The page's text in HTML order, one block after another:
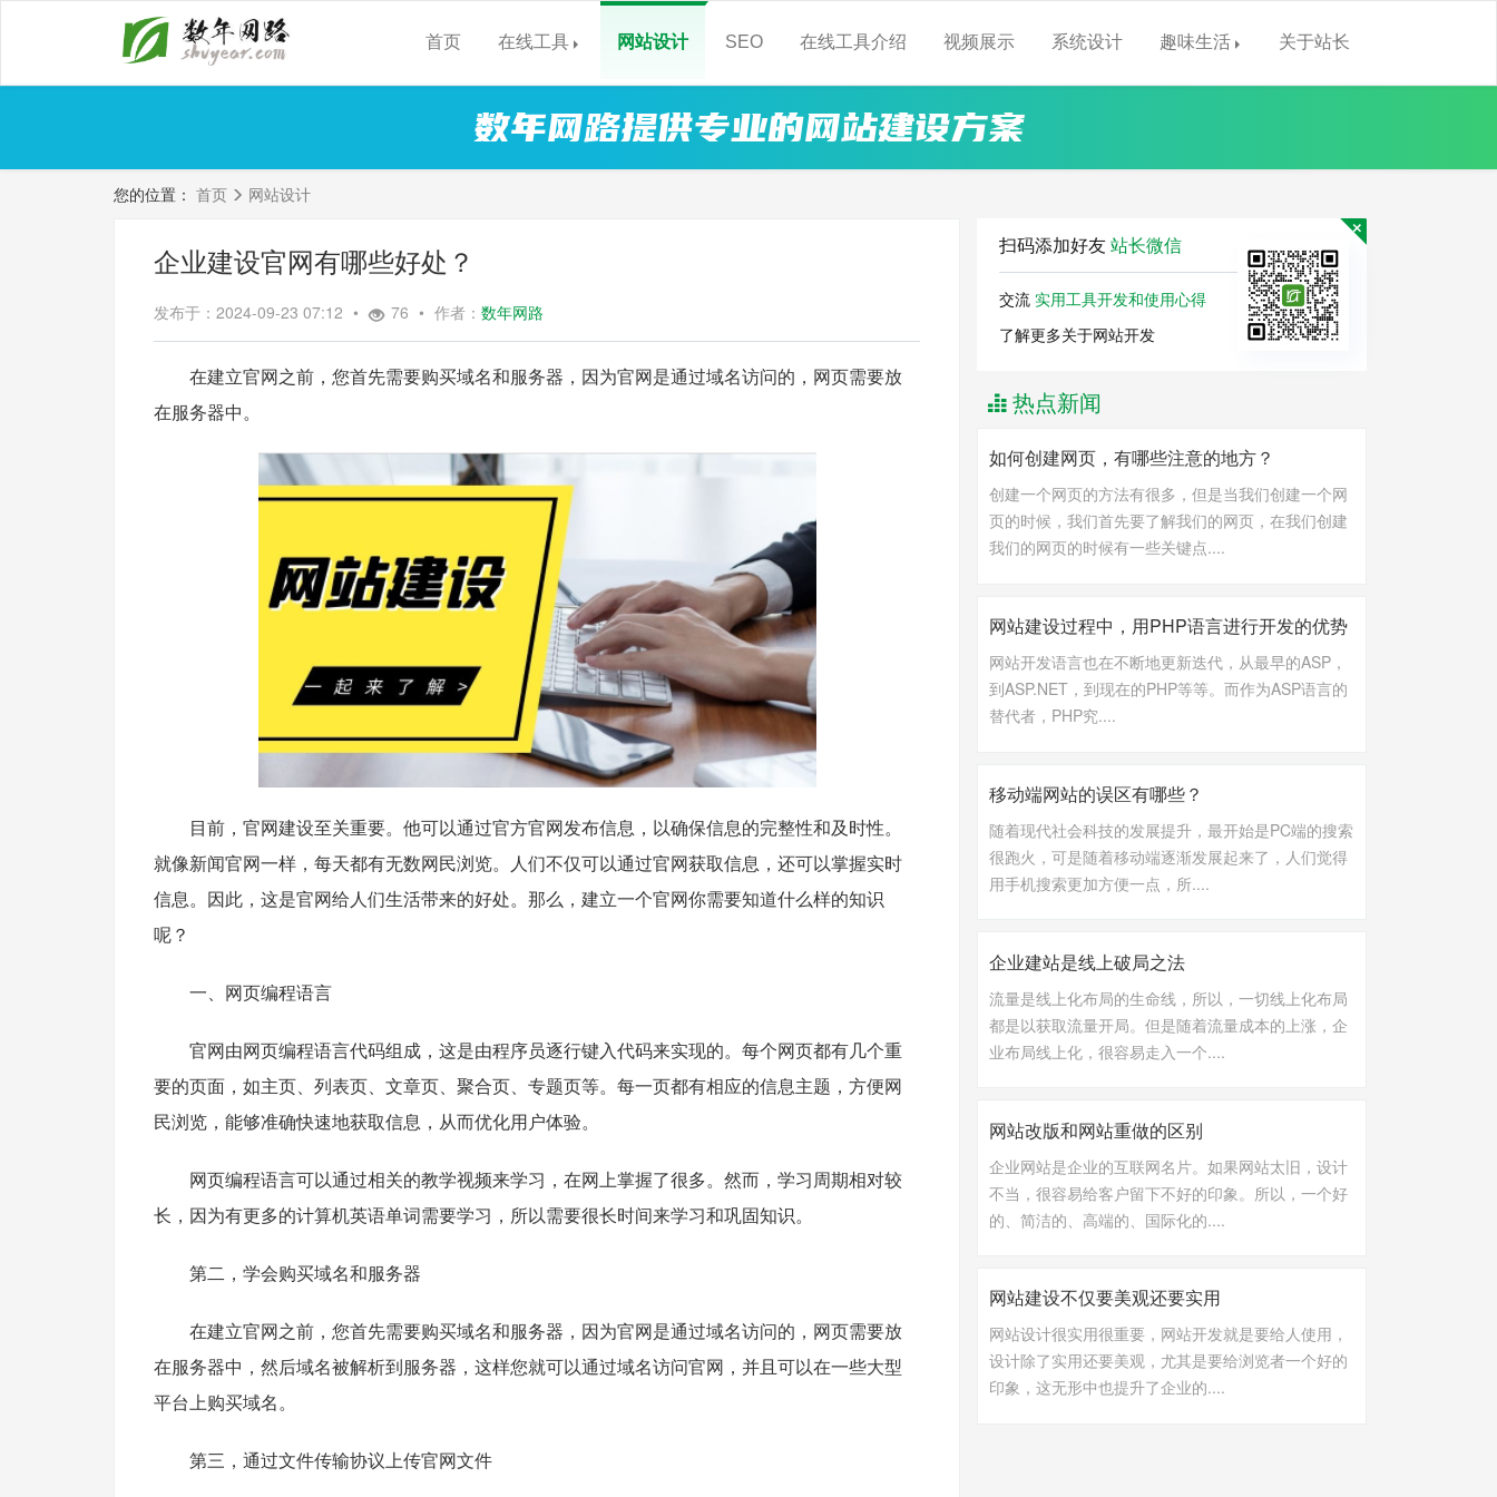
首页 在线工具 网站设计 SEO 在线工具介绍 视频展示 系统设计 趣味生活 关于站长
数年网路提供专业的网站建设方案
您的位置： 首页 网站设计
企业建设官网有哪些好处？
发布于：2024-09-23 07:12 • 76 • 作者：数年网路
在建立官网之前，您首先需要购买域名和服务器，因为官网是通过域名访问的，网页需要放
在服务器中。
目前，官网建设至关重要。他可以通过官方官网发布信息，以确保信息的完整性和及时性。
就像新闻官网一样，每天都有无数网民浏览。人们不仅可以通过官网获取信息，还可以掌握实时
信息。因此，这是官网给人们生活带来的好处。那么，建立一个官网你需要知道什么样的知识
呢？
一、网页编程语言
官网由网页编程语言代码组成，这是由程序员逐行键入代码来实现的。每个网页都有几个重
要的页面，如主页、列表页、文章页、聚合页、专题页等。每一页都有相应的信息主题，方便网
民浏览，能够准确快速地获取信息，从而优化用户体验。
网页编程语言可以通过相关的教学视频来学习，在网上掌握了很多。然而，学习周期相对较
长，因为有更多的计算机英语单词需要学习，所以需要很长时间来学习和巩固知识。
第二，学会购买域名和服务器
在建立官网之前，您首先需要购买域名和服务器，因为官网是通过域名访问的，网页需要放
在服务器中，然后域名被解析到服务器，这样您就可以通过域名访问官网，并且可以在一些大型
平台上购买域名。
第三，通过文件传输协议上传官网文件
扫码添加好友站长微信
交流 实用工具开发和使用心得
了解更多关于网站开发
热点新闻
如何创建网页，有哪些注意的地方？
创建一个网页的方法有很多，但是当我们创建一个网
页的时候，我们首先要了解我们的网页，在我们创建
我们的网页的时候有一些关键点....
网站建设过程中，用PHP语言进行开发的优势
网站开发语言也在不断地更新迭代，从最早的ASP，
到ASP.NET，到现在的PHP等等。而作为ASP语言的
替代者，PHP究....
移动端网站的误区有哪些？
随着现代社会科技的发展提升，最开始是PC端的搜索
很跑火，可是随着移动端逐渐发展起来了，人们觉得
用手机搜索更加方便一点，所....
企业建站是线上破局之法
流量是线上化布局的生命线，所以，一切线上化布局
都是以获取流量开局。但是随着流量成本的上涨，企
业布局线上化，很容易走入一个....
网站改版和网站重做的区别
企业网站是企业的互联网名片。如果网站太旧，设计
不当，很容易给客户留下不好的印象。所以，一个好
的、简洁的、高端的、国际化的....
网站建设不仅要美观还要实用
网站设计很实用很重要，网站开发就是要给人使用，
设计除了实用还要美观，尤其是要给浏览者一个好的
印象，这无形中也提升了企业的....